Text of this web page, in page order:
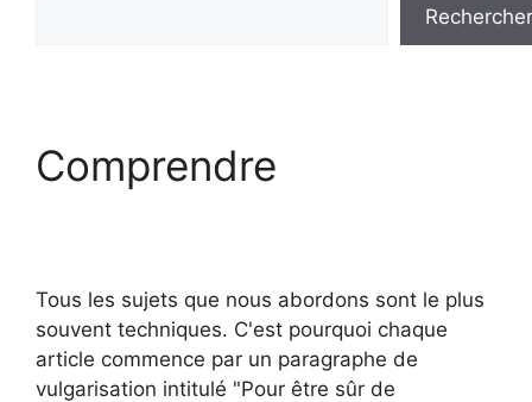
Rechercher
Comprendre
Tous les sujets que nous abordons sont le plus
souvent techniques. C'est pourquoi chaque
article commence par un paragraphe de
vulgarisation intitulé "Pour être sûr de